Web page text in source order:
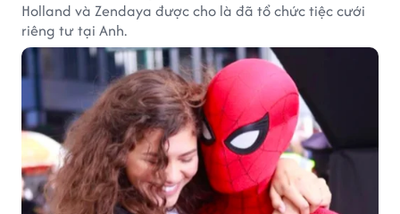
Holland và Zendaya được cho là đã tổ chức tiệc cưới
riêng tư tại Anh.